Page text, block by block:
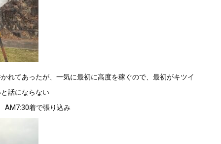
れてあったが、一気に最初に高度を稼ぐので、最初がキツイ
話にならない
AM7:30着で張り込み